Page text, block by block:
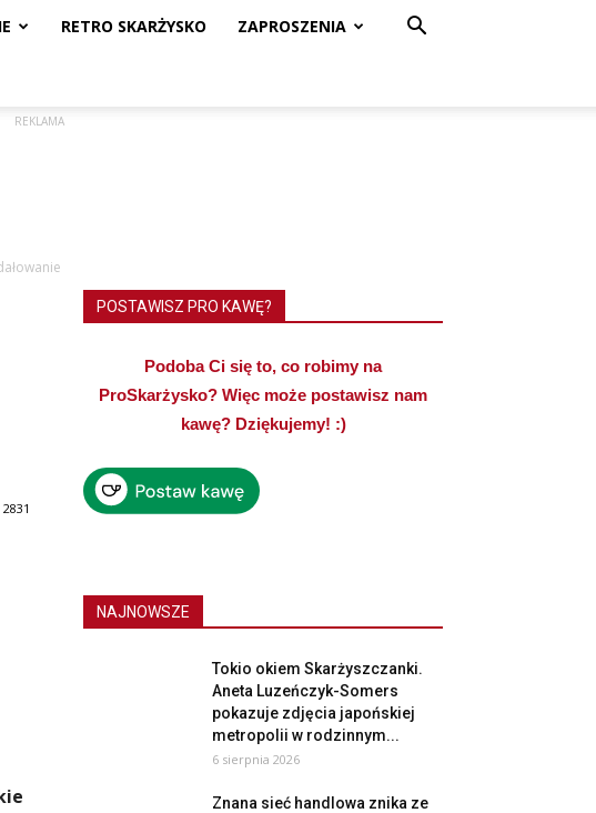
RETRO SKARŻYSKO ZAPROSZENIA
REKLAMA
2831
POSTAWISZ PRO KAWĘ?
Podoba Ci się to, co robimy na
ProSkarżysko? Więc może postawisz nam
kawę? Dziękujemy! :)
NAJNOWSZE
Tokio okiem Skarżyszczanki.
Aneta Luzeńczyk-Somers
pokazuje zdjęcia japońskiej
metropolii w rodzinnym...
6 sierpnia 2026
Znana sieć handlowa znika ze